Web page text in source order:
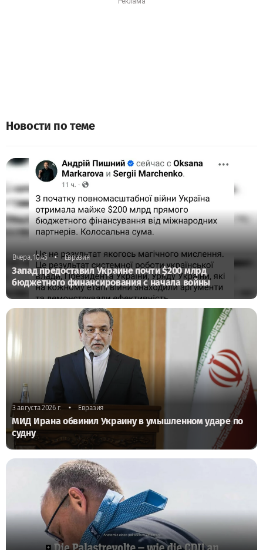
Новости по теме
Вчера, 10:45 • Евразия
Запад предоставил Украине почти $200 млрд
бюджетного финансирования с начала войны
3 августа 2026 г. • Евразия
МИД Ирана обвинил Украину в умышленном ударе по
судну